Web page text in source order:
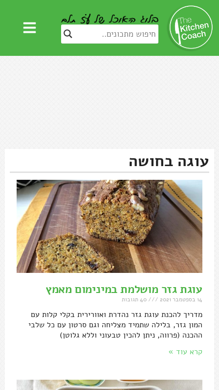
עוגה בחושה
עוגת גזר מושלמת במינימום מאמץ
14 בספטמבר 2021
מדריך להכנת עוגת גזר נהדרת ואוורירית בקלי קלות עם
המון גזר, בלילה שתמיד מצליחה וגם סרטון עם כל שלבי
ההכנה (פרווה, ניתן להכין טבעוני וללא גלוטן)
קרא עוד »